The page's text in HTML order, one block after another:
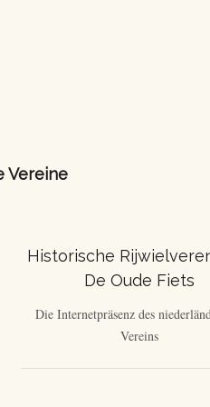
Vereine
Historische
De Oude Fiets
Die Internetpräsenz des
Vereins